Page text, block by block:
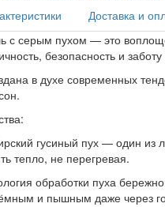
Доставка и
с серым пухом — это
безопасность и
в духе современных
гусиный пух — один из
тепло, не перегревая.
обработки пуха
и пышным даже через